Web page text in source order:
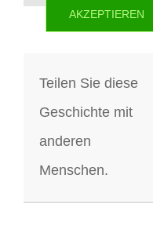
AKZEPTIEREN
Teilen Sie diese
Geschichte mit
anderen
Menschen.